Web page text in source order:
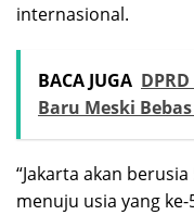
internasional.
BACA JUGA
Baru Meski
“Jakarta akan
menuju usia yang ke-